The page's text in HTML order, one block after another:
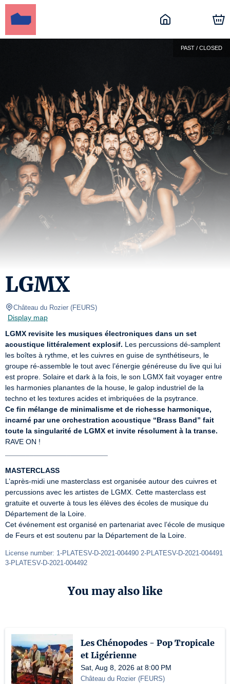
PAST / CLOSED
LGMX
Château du Rozier (FEURS)
Display map
LGMX revisite les musiques électroniques dans un set
acoustique littéralement explosif. Les percussions dé-samplent
les boîtes à rythme, et les cuivres en guise de synthétiseurs, le
groupe ré-assemble le tout avec l’énergie généreuse du live qui lui
est propre. Solaire et dark à la fois, le son LGMX fait voyager entre
les harmonies planantes de la house, le galop industriel de la
Ce fin mélange de minimalisme et de richesse harmonique,
incarné par une orchestration acoustique “Brass Band” fait
toute la singularité de LGMX et invite résolument à la transe.
MASTERCLASS
L’après-midi une masterclass est organisée autour des cuivres et
percussions avec les artistes de LGMX. Cette masterclass est
gratuite et ouverte à tous les élèves des écoles de musique du
Département de la Loire.
Cet événement est organisé en partenariat avec l’école de musique
de Feurs et est soutenu par la Département de la Loire.
License number: 1-PLATESV-D-2021-004490 2-PLATESV-D-2021-004491
3-PLATESV-D-2021-004492
You may also like
Les Chénopodes - Pop Tropicale
et Ligérienne
Sat, Aug 8, 2026 at 8:00 PM
Château du Rozier (FEURS)